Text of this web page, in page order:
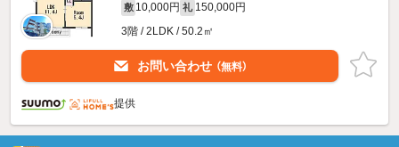
敷 10,000円 礼 150,000円
3階 / 2LDK / 50.2㎡
お問い合わせ （無料）
提供